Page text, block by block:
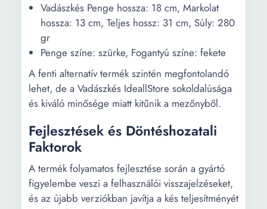
Vadászkés Penge hossza: 18 cm, Markolat
hossza: 13 cm, Teljes hossz: 31 cm, Súly: 280
gr
Penge színe: szürke, Fogantyú színe: fekete
A fenti alternatív termék szintén megfontolandó
lehet, de a Vadászkés IdeallStore sokoldalúsága
és kiváló minősége miatt kitűnik a mezőnyből.
Fejlesztések és Döntéshozatali
Faktorok
A termék folyamatos fejlesztése során a gyártó
figyelembe veszi a felhasználói visszajelzéseket,
és az újabb verziókban javítja a kés teljesítményét